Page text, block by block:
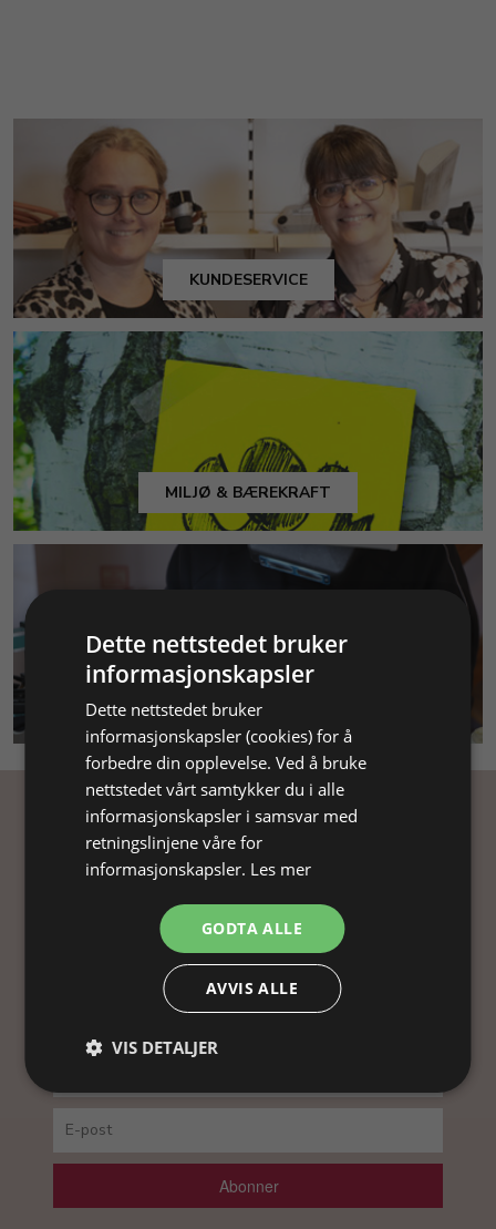
KUNDESERVICE
MILJØ & BÆREKRAFT
SMYKKEKURS
Få inspirasjon
inspirasjon, gode tilbud og tips til din
smykkefremstilling.
Ved å abonnere på vårt nyhetsbrev, godtar du vår
personvernpolitikk.
Abonner
Dette nettstedet bruker
informasjonskapsler
Dette nettstedet bruker
informasjonskapsler (cookies) for å
forbedre din opplevelse. Ved å bruke
nettstedet vårt samtykker du i alle
informasjonskapsler i samsvar med
retningslinjene våre for
informasjonskapsler. Les mer
GODTA ALLE
AVVIS ALLE
VIS DETALJER